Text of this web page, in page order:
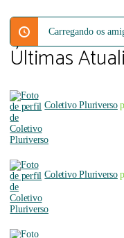
Carregando os
Últimas
Coletivo Pluriverso
Coletivo Pluriverso